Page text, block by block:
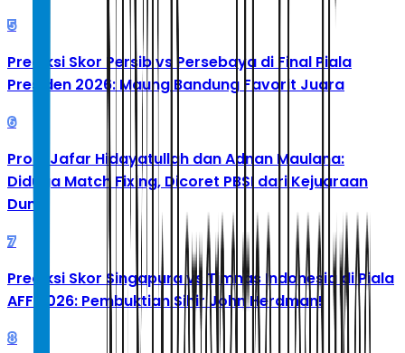
5
Prediksi Skor Persib vs Persebaya di Final Piala
Presiden 2026: Maung Bandung Favorit Juara
6
Profil Jafar Hidayatullah dan Adnan Maulana:
Diduga Match Fixing, Dicoret PBSI dari Kejuaraan
Dunia
7
Prediksi Skor Singapura vs Timnas Indonesia di Piala
AFF 2026: Pembuktian Sihir John Herdman!
8